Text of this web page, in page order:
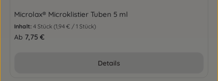
Microlax® Microklistier Tuben 5 ml
Inhalt: 4 Stück (1,94 € / 1 Stück)
Regulärer Preis:
Ab 7,75 €
Details